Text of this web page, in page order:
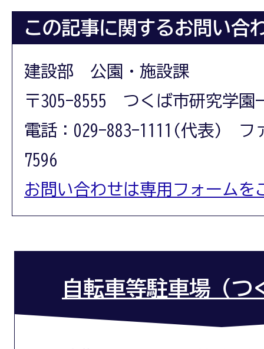
この記事に関するお問い合
建設部 公園・施設課
〒305-8555 つくば市研究学園
電話：029-883-1111(代表) フ
7596
お問い合わせは専用フォームを
自転車等駐車場（つ